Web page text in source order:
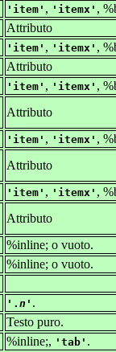
item , itemx
,
Attributo
item , itemx
,
Attributo
item , itemx
,
Attributo
item , itemx
,
Attributo
item , itemx
,
Attributo
%inline; o vuoto.
%inline; o vuoto.
. n
.
Testo puro.
%inline;, tab .